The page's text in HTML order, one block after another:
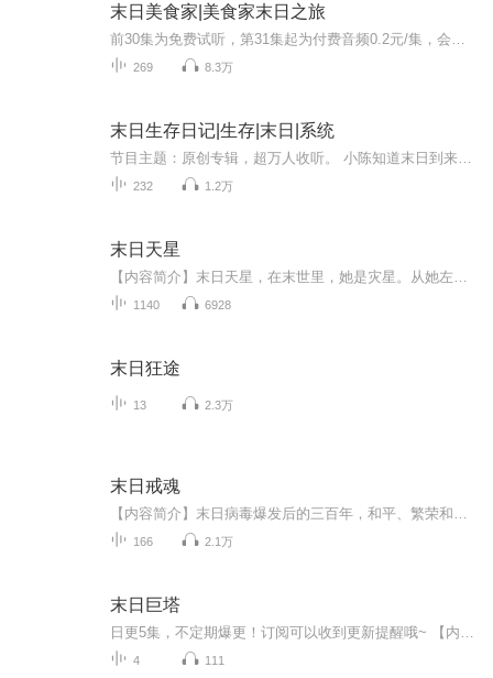
末日美食家|美食家末日之旅
269 8.3万
末日生存日记|生存|末日|系统
232 1.2万
末日天星
1140 6928
末日狂途
13 2.3万
末日戒魂
166 2.1万
末日巨塔
4 111